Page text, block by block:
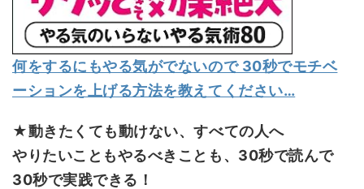
何をするにもやる気がでないので 30秒でモチベ
ーションを上げる方法を教えてください…
★動きたくても動けない、すべての人へ
やりたいこともやるべきことも、30秒で読んで
30秒で実践できる！